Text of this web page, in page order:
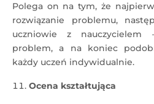
Polega on na tym, że
rozwiązanie problemu,
uczniowie z nauczycielem
problem, a na koniec
każdy uczeń indywidualnie.
Ocena kształtująca